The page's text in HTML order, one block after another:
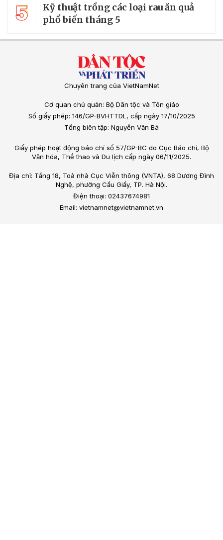
5
Kỹ thuật trồng các loại rau ăn quả
phổ biến tháng 5
Chuyên trang của VietNamNet
Cơ quan chủ quản: Bộ Dân tộc và Tôn giáo
Số giấy phép: 146/GP-BVHTTDL, cấp ngày 17/10/2025
Tổng biên tập: Nguyễn Văn Bá
Giấy phép hoạt động báo chí số 57/GP-BC do Cục Báo chí, Bộ
Văn hóa, Thể thao và Du lịch cấp ngày 06/11/2025.
Địa chỉ: Tầng 18, Toà nhà Cục Viễn thông (VNTA), 68 Dương Đình
Nghệ, phường Cầu Giấy, TP. Hà Nội.
Điện thoại: 02437674981
Email: vietnamnet@vietnamnet.vn